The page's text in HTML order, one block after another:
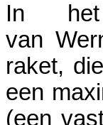
In het
van
raket,
een
(een